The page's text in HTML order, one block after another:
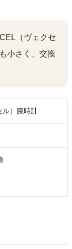
（ヴェクセ
小さく、交換
ル）腕時計